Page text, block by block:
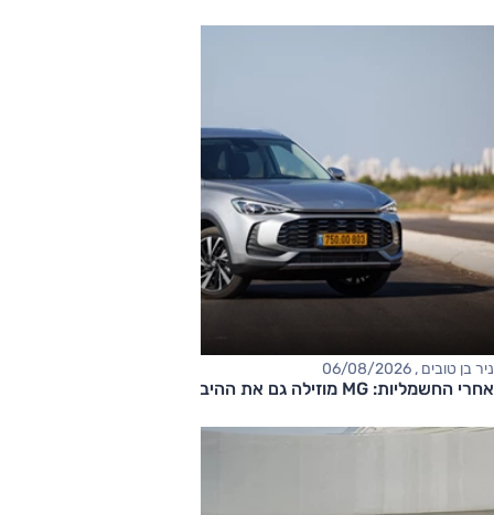
ניר בן טובים , 06/08/2026
אחרי החשמליות: MG מוזילה גם את ההיברידיות